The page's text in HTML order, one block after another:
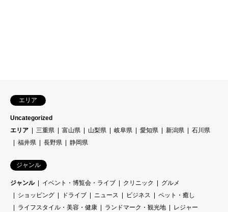
エリア
Uncategorized
エリア
三重県 富山県 山梨県 岐阜県 愛知県 新潟県
石川県
福井県
長野県 静岡県
ジャンル
ジャンル イベント・博覧会・ライブ クリニック
グルメ
ショッピング
ドライブ ニュース ビジネス
ペット・癒し
ライフスタイル・美容・健康
ランドマーク・観光地
レジャー